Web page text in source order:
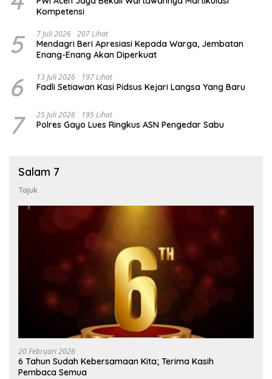
Kompetensi
5 7 Juli 2026 207 Lihat
Mendagri Beri Apresiasi Kepada Warga, Jembatan
Enang-Enang Akan Diperkuat
6 13 Juli 2026 197 Lihat
Fadli Setiawan Kasi Pidsus Kejari Langsa Yang Baru
7 25 Juli 2026 195 Lihat
Polres Gayo Lues Ringkus ASN Pengedar Sabu
Salam 7
Tajuk
20 Februari 2026
6 Tahun Sudah Kebersamaan Kita; Terima Kasih
Pembaca Semua